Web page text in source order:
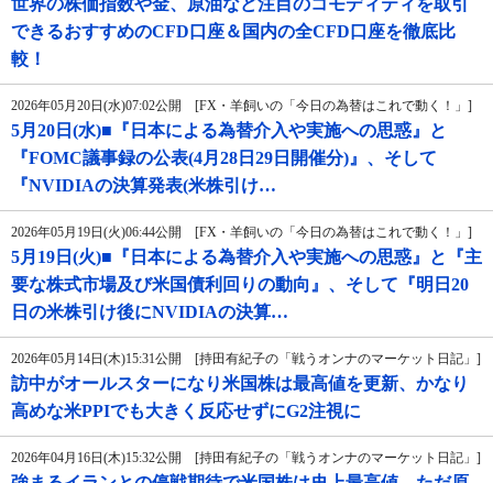
世界の株価指数や金、原油など注目のコモディティを取引
できるおすすめのCFD口座＆国内の全CFD口座を徹底比
較！
2026年05月20日(水)07:02公開 [FX・羊飼いの「今日の為替はこれで動く！」]
5月20日(水)■『日本による為替介入や実施への思惑』と
『FOMC議事録の公表(4月28日29日開催分)』、そして
『NVIDIAの決算発表(米株引け…
2026年05月19日(火)06:44公開 [FX・羊飼いの「今日の為替はこれで動く！」]
5月19日(火)■『日本による為替介入や実施への思惑』と『主
要な株式市場及び米国債利回りの動向』、そして『明日20
日の米株引け後にNVIDIAの決算…
2026年05月14日(木)15:31公開 [持田有紀子の「戦うオンナのマーケット日記」]
訪中がオールスターになり米国株は最高値を更新、かなり
高めな米PPIでも大きく反応せずにG2注視に
2026年04月16日(木)15:32公開 [持田有紀子の「戦うオンナのマーケット日記」]